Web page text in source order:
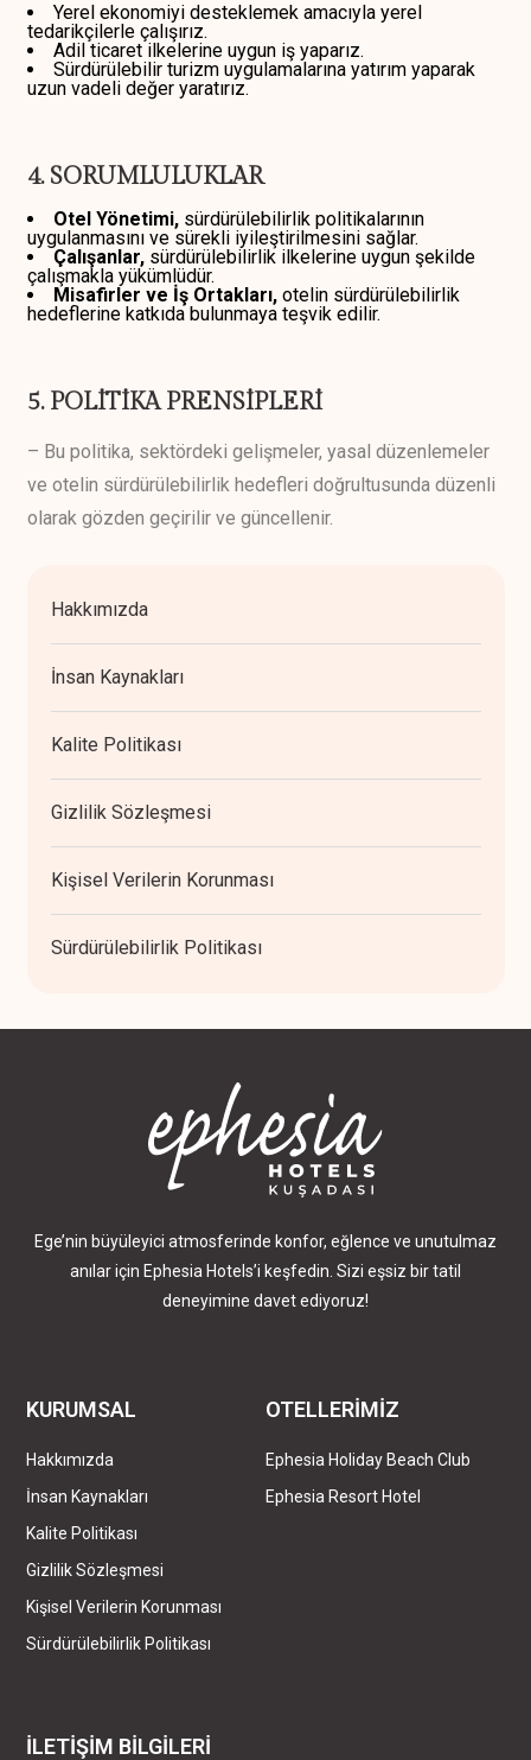
Yerel ekonomiyi desteklemek amacıyla yerel
tedarikçilerle çalışırız.
Adil ticaret ilkelerine uygun iş yaparız.
Sürdürülebilir turizm uygulamalarına yatırım yaparak
uzun vadeli değer yaratırız.
4. SORUMLULUKLAR
Otel Yönetimi,sürdürülebilirlik politikalarının
uygulanmasını ve sürekli iyileştirilmesini sağlar.
Çalışanlar,sürdürülebilirlik ilkelerine uygun şekilde
çalışmakla yükümlüdür.
Misafirler ve İş Ortakları,otelin sürdürülebilirlik
hedeflerine katkıda bulunmaya teşvik edilir.
5. POLİTİKA PRENSİPLERİ
– Bu politika, sektördeki gelişmeler, yasal düzenlemeler
ve otelin sürdürülebilirlik hedefleri doğrultusunda düzenli
olarak gözden geçirilir ve güncellenir.
Hakkımızda
İnsan Kaynakları
Kalite Politikası
Gizlilik Sözleşmesi
Kişisel Verilerin Korunması
Sürdürülebilirlik Politikası
Ege’nin büyüleyici atmosferinde konfor, eğlence ve unutulmaz
anılar için Ephesia Hotels’i keşfedin. Sizi eşsiz bir tatil
deneyimine davet ediyoruz!
KURUMSAL
Hakkımızda
İnsan Kaynakları
Kalite Politikası
Gizlilik Sözleşmesi
Kişisel Verilerin Korunması
Sürdürülebilirlik Politikası
OTELLERİMİZ
Ephesia Holiday Beach Club
Ephesia Resort Hotel
İLETİŞİM BİLGİLERİ